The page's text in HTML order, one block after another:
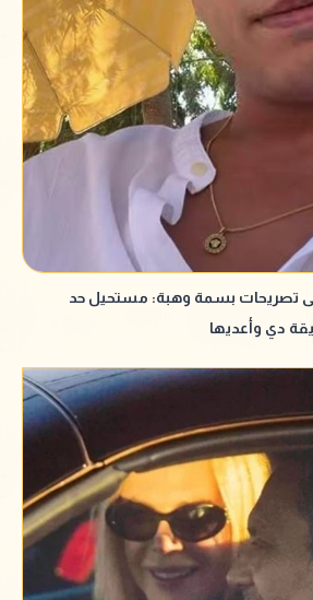
تصريحات بسمة وهبة: مستحيل حد
دي وأعديها